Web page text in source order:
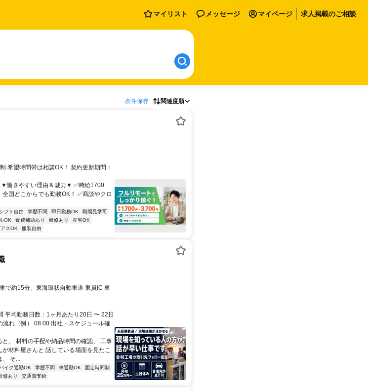
マイリスト メッセージ マイページ 求人掲載のご相談
条件保存 関連度順
希望時間帯は相談OK！ 契約更新期間：
やすい理由＆魅力▼ ✅時給1700
国どこからでも勤務OK！ ✅商談やクロ
シフト自由 学歴不問 即日勤務OK
職場見学可
OK 食費補助あり 研修あり
在宅OK
アスOK 服装自由
で約15分、東海環状自動車道 東員IC 車
平均勤務日数：1ヶ月あたり20日 〜 22日
れ（例） 08:00 出社・スケジュール確
、 材料の手配や納品時間の確認、 工事
材料屋さんと 話している場面を見たこ
、 そ...
バイク通勤OK 学歴不問 車通勤OK
固定時間制
修あり 交通費支給